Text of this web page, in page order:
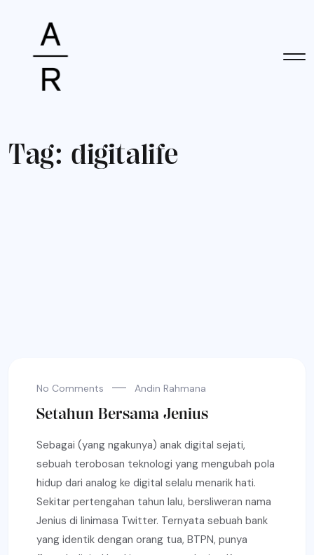
Tag: digitalife
No Comments Andin Rahmana
Setahun Bersama Jenius
Sebagai (yang ngakunya) anak digital sejati,
sebuah terobosan teknologi yang mengubah pola
hidup dari analog ke digital selalu menarik hati.
Sekitar pertengahan tahun lalu, bersliweran nama
Jenius di linimasa Twitter. Ternyata sebuah bank
yang identik dengan orang tua, BTPN, punya